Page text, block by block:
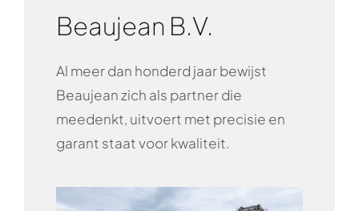
Beaujean B.V.
Al meer dan honderd jaar bewijst
Beaujean zich als partner die
meedenkt, uitvoert met precisie en
garant staat voor kwaliteit.